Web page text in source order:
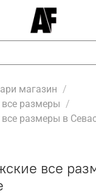
магазин
размеры
размеры в
все